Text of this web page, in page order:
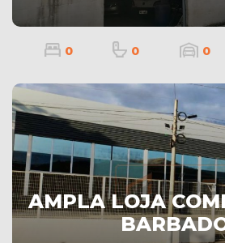
0 0 0
AMPLA LOJA